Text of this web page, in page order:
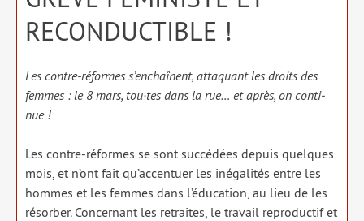
RECONDUCTIBLE !
Les contre-réformes s’enchaînent, atta­quant les droits des
femmes : le 8 mars, tou·tes dans la rue… et après, on conti­
nue !
Les contre-réformes se sont suc­cé­dées depuis quelques
mois, et n’ont fait qu’accentuer les inéga­li­tés entre les
hommes et les femmes dans l’éducation, au lieu de les
résor­ber. Concernant les retraites, le tra­vail repro­duc­tif et